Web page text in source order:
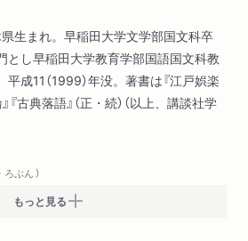
）
県生まれ。早稲田大学文学部国文科卒
とし早稲田大学教育学部国語国文科教
成11（1999）年没。著書は『江戸娯楽
古典落語』（正・続）（以上、講談社学
ぶん ）
もっと見る